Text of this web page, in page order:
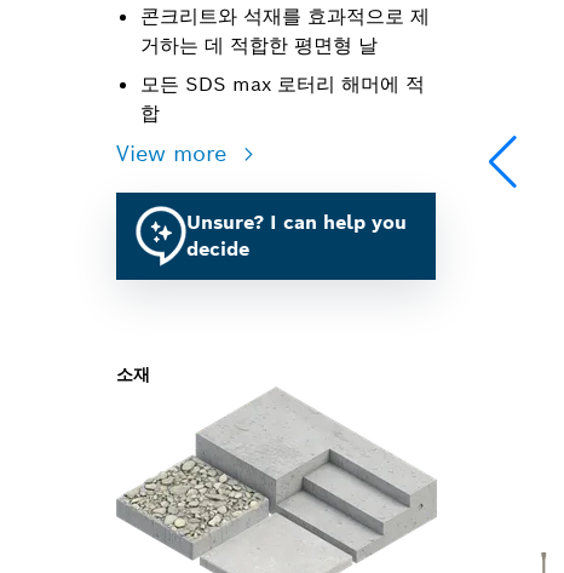
콘크리트와 석재를 효과적으로 제
거하는 데 적합한 평면형 날
모든 SDS max 로터리 해머에 적
합
View more
Unsure? I can help you
decide
소재